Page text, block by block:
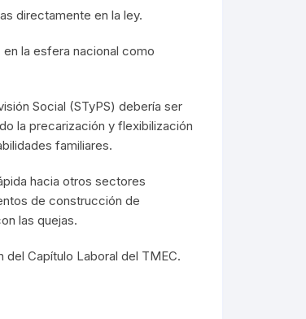
directamente en la ley.
la esfera nacional como
Social (STyPS) debería ser
la precarización y flexibilización
familiares.
hacia otros sectores
de construcción de
las quejas.
Capítulo Laboral del TMEC.